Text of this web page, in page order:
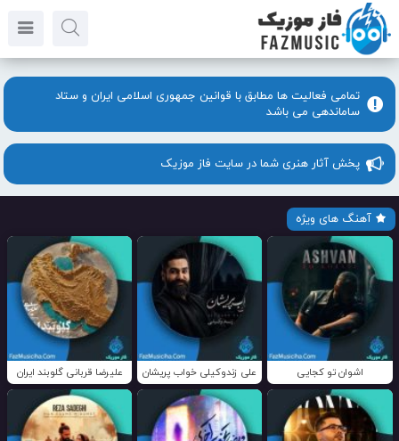
تمامی فعالیت ها مطابق با قوانین جمهوری اسلامی ایران و ستاد
ساماندهی می باشد
پخش آثار هنری شما در سایت فاز موزیک
آهنگ های ویژه
اشوان تو کجایی علی زندوکیلی خواب پریشان علیرضا قربانی گلوبند ایران